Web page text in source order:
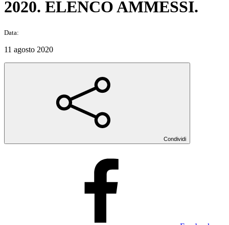
2020. ELENCO AMMESSI.
Data:
11 agosto 2020
Condividi